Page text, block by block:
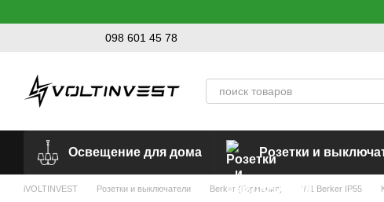
098 601 45 78
Освещение для дома Розетки и
iVOLTINVEST Розетки и выключатели Berker (Германия) W1 Berker IP55